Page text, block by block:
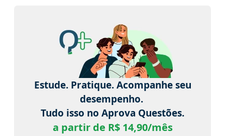
Estude. Pratique. Acompanhe seu
desempenho.
Tudo isso no Aprova Questões.
a partir de R$ 14,90/mês